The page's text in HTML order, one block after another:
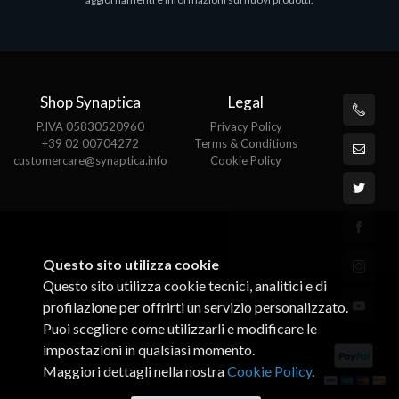
Shop Synaptica
P.IVA 05830520960
+39 02 00704272
customercare@synaptica.info
Legal
Privacy Policy
Terms & Conditions
Cookie Policy
Questo sito utilizza cookie
Questo sito utilizza cookie tecnici, analitici e di
profilazione per offrirti un servizio personalizzato.
Puoi scegliere come utilizzarli e modificare le
impostazioni in qualsiasi momento.
Maggiori dettagli nella nostraCookie Policy.